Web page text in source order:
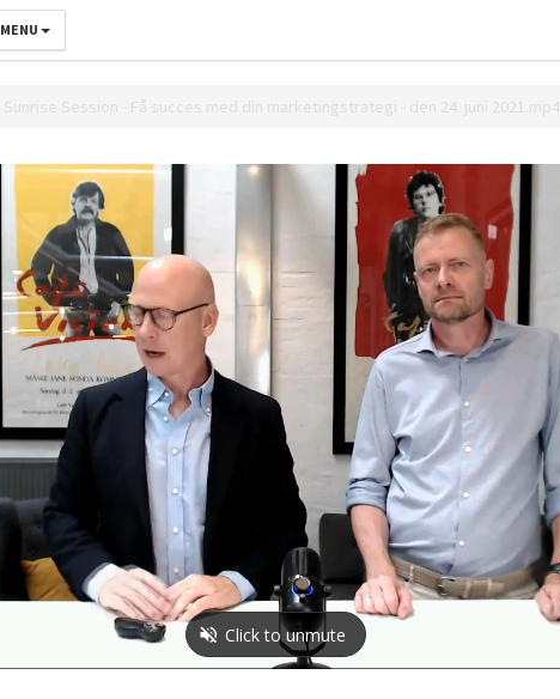
MENU
Sunrise Session - Få succes med din marketingstrategi - den 24. juni 2021.mp4